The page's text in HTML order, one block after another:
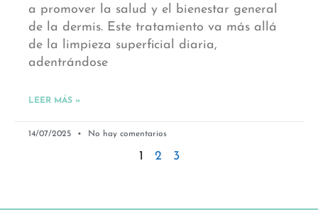
a promover la salud y el bienestar general
de la dermis. Este tratamiento va más allá
de la limpieza superficial diaria,
adentrándose
LEER MÁS »
14/07/2025 No hay comentarios
1 2 3